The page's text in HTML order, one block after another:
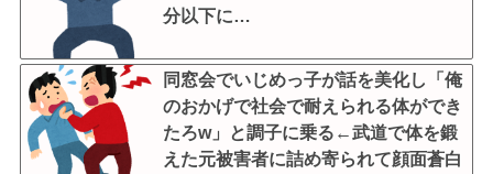
分以下に…
同窓会でいじめっ子が話を美化し「俺
のおかげで社会で耐えられる体ができ
たろw」と調子に乗る←武道で体を鍛
えた元被害者に詰め寄られて顔面蒼白